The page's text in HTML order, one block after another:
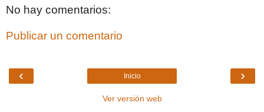
No hay comentarios:
Publicar un comentario
‹ ›
Inicio
Ver versión web